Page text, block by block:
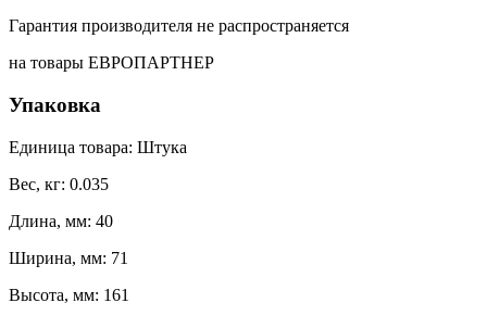
Гарантия производителя не распространяется
на товары ЕВРОПАРТНЕР
Упаковка
Единица товара: Штука
Вес, кг: 0.035
Длина, мм: 40
Ширина, мм: 71
Высота, мм: 161